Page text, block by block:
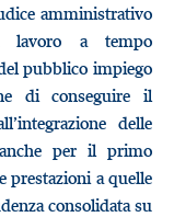
amministrativo
lavoro a tempo
pubblico impiego
di conseguire il
delle
per il primo
prestazioni a quelle
consolidata su